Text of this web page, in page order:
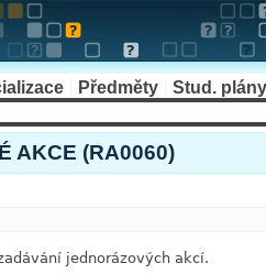
Předměty Stud. plány
AKCE (RA0060)
jednorázových akcí.